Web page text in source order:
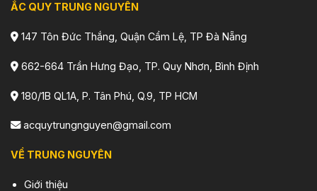
ẮC QUY TRUNG NGUYÊN
147 Tôn Đức Thắng, Quận Cẩm Lệ, TP Đà Nẵng
662-664 Trần Hưng Đạo, TP. Quy Nhơn, Bình Định
180/1B QL1A, P. Tân Phú, Q.9, TP HCM
acquytrungnguyen@gmail.com
VỀ TRUNG NGUYÊN
Giới thiệu